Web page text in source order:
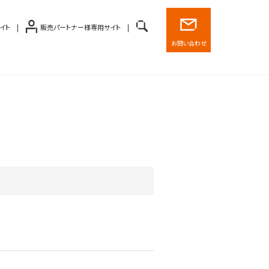
ト 販売パートナー様専用サイト
お問い合わせ